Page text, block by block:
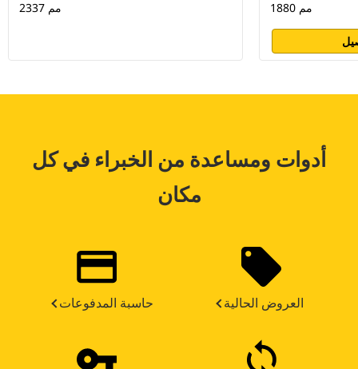
2337 مم 1880 مم
أدوات ومساعدة من الخبراء في كل
مكان
حاسبة المدفوعات العروض الحالية